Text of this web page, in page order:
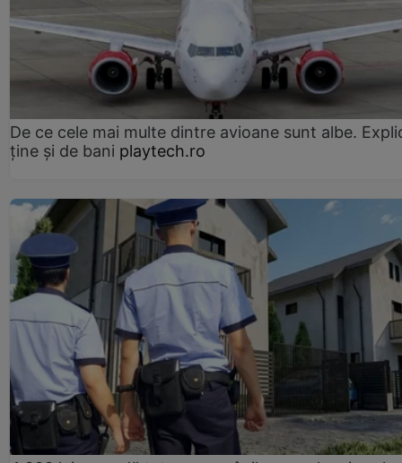
De ce cele mai multe dintre avioane sunt albe.
ține și de bani playtech.ro